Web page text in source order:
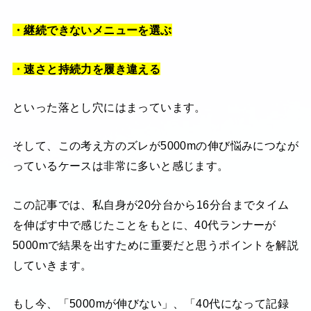
・継続できないメニューを選ぶ
・速さと持続力を履き違える
といった落とし穴にはまっています。
そして、この考え方のズレが5000mの伸び悩みにつなが
っているケースは非常に多いと感じます。
この記事では、私自身が20分台から16分台までタイム
を伸ばす中で感じたことをもとに、40代ランナーが
5000mで結果を出すために重要だと思うポイントを解説
していきます。
もし今、「5000mが伸びない」、「40代になって記録